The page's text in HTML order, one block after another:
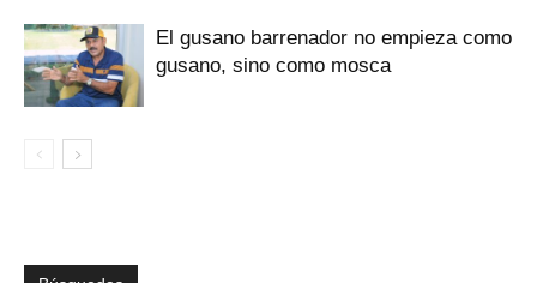
El gusano barrenador no empieza como
gusano, sino como mosca